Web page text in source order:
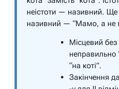
неістоти — називний. Ще
називний — “Мамо, а не
Місцевий
неправильно
“на коті”.
Закінчення